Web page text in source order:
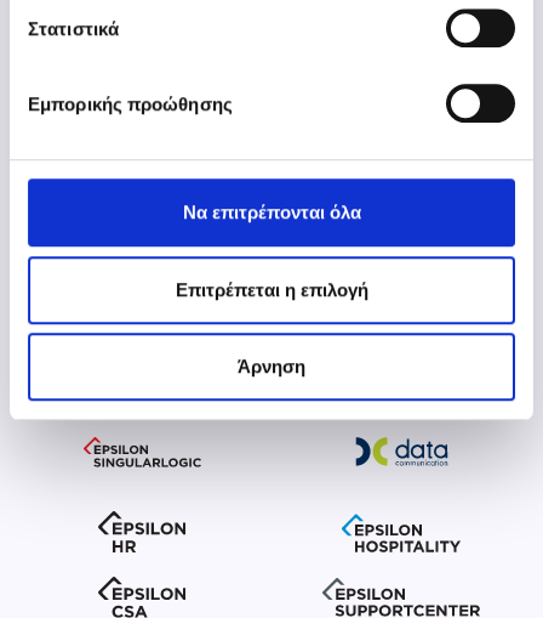
Στατιστικά
Εμπορικής προώθησης
Να επιτρέπονται όλα
Επιτρέπεται η επιλογή
Άρνηση
Θεσσαλονίκη: 2310 981700
www.epsilonnet.gr